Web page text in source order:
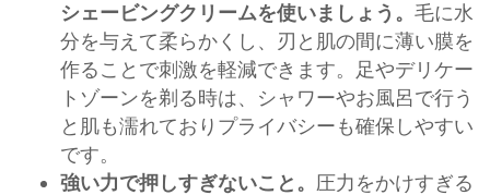
シェービングクリームを使いましょう。 毛に水
分を与えて柔らかくし、刃と肌の間に薄い膜を
作ることで刺激を軽減できます。足やデリケー
トゾーンを剃る時は、シャワーやお風呂で行う
と肌も濡れておりプライバシーも確保しやすい
です。
強い力で押しすぎないこと。 圧力をかけすぎる